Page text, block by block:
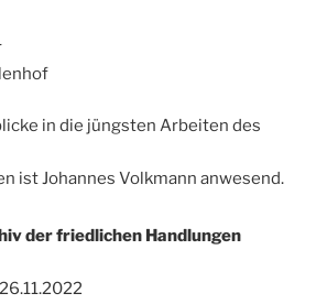
in die jüngsten Arbeiten des
ist Johannes Volkmann anwesend.
der friedlichen Handlungen